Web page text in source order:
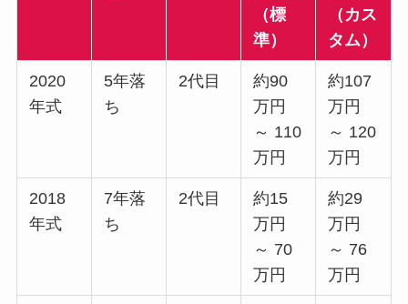
（標
準）
（カス
タム）
2020
年式
5年落
ち
2代目
約90
万円
～ 110
万円
約107
万円
～ 120
万円
2018
年式
7年落
ち
2代目
約15
万円
～ 70
万円
約29
万円
～ 76
万円